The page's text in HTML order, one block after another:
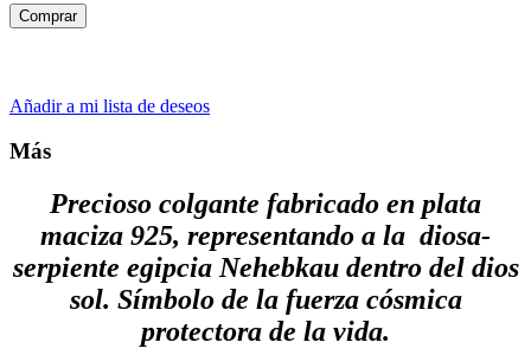
Comprar
Añadir a mi lista de deseos
Más
Precioso colgante fabricado en plata
maciza 925, representando a la diosa-
serpiente egipcia Nehebkau dentro del dios
sol. Símbolo de la fuerza cósmica
protectora de la vida.